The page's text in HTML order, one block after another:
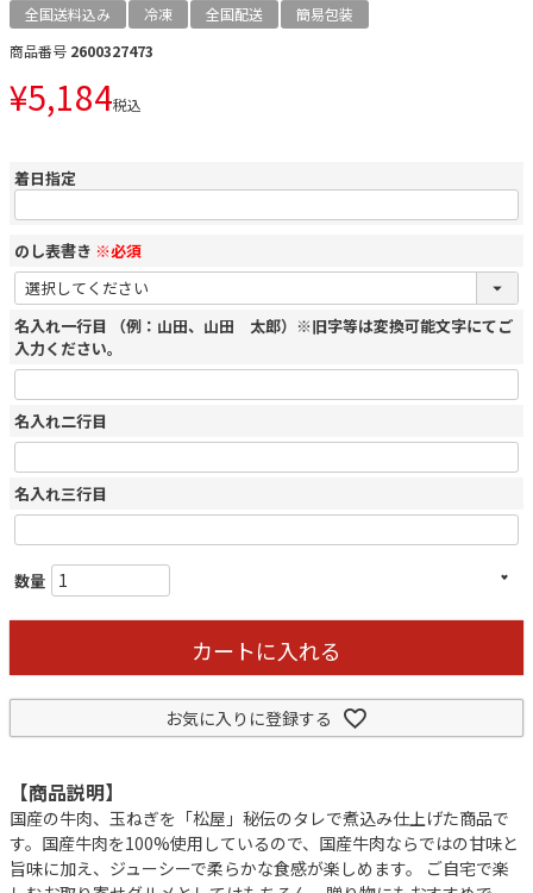
全国送料込み 冷凍 全国配送
簡易包装
商品番号 2600327473
¥5,184税込
着日指定
のし表書き ※必須
名入れ一行目 （例：山田、山田 太郎）※旧字等は変換可能文字にてご
入力ください。
名入れ二行目
名入れ三行目
カートに入れる
お気に入りに登録する
【商品説明】
国産の牛肉、玉ねぎを「松屋」秘伝のタレで煮込み仕上げた商品で
す。国産牛肉を100%使用しているので、国産牛肉ならではの甘味と
旨味に加え、ジューシーで柔らかな食感が楽しめます。 ご自宅で楽